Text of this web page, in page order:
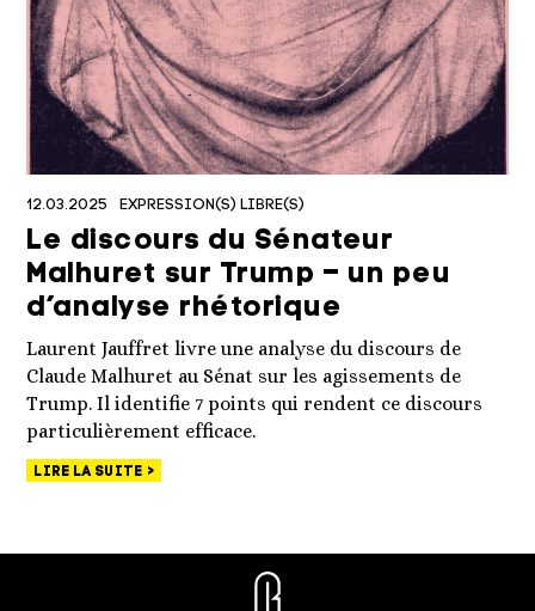
12.03.2025 EXPRESSION(S) LIBRE(S)
Le discours du Sénateur
Malhuret sur Trump – un peu
d’analyse rhétorique
Laurent Jauffret livre une analyse du discours de
Claude Malhuret au Sénat sur les agissements de
Trump. Il identifie 7 points qui rendent ce discours
particulièrement efficace.
LIRE LA SUITE